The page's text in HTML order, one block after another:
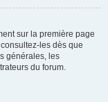
sur la première page
les dès que
générales, les
du forum.